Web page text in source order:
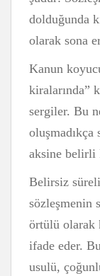
dolduğunda
olarak sona
Kanun
kiralarında”
sergiler. Bu
oluşmadıkça
aksine belirli
Belirsiz
sözleşmenin
örtülü olarak
ifade eder.
usulü,